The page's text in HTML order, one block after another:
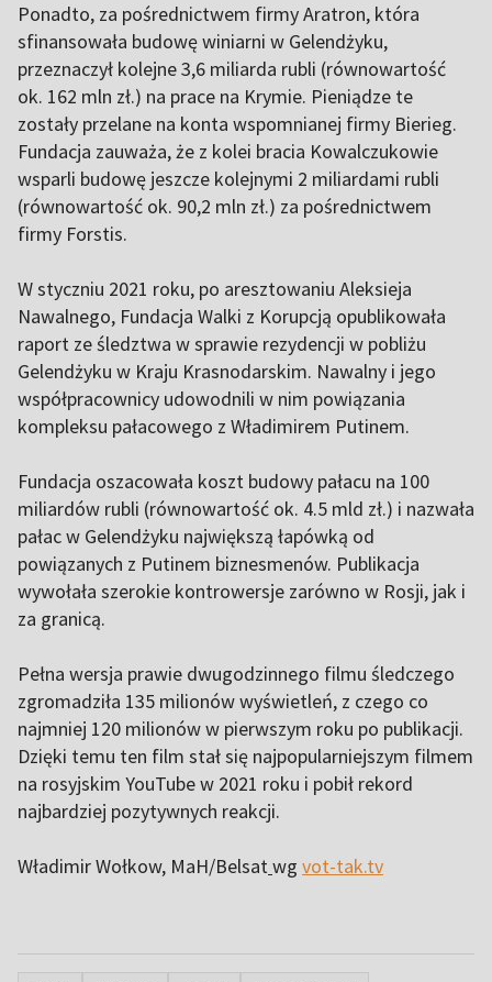
Ponadto, za pośrednictwem firmy Aratron, która
sfinansowała budowę winiarni w Gelendżyku,
przeznaczył kolejne 3,6 miliarda rubli (równowartość
ok. 162 mln zł.) na prace na Krymie. Pieniądze te
zostały przelane na konta wspomnianej firmy Bierieg.
Fundacja zauważa, że z kolei ​​bracia Kowalczukowie
wsparli budowę jeszcze kolejnymi 2 miliardami rubli
(równowartość ok. 90,2 mln zł.) za pośrednictwem
firmy Forstis.
W styczniu 2021 roku, po aresztowaniu Aleksieja
Nawalnego, Fundacja Walki z Korupcją opublikowała
raport ze śledztwa w sprawie rezydencji w pobliżu
Gelendżyku w Kraju Krasnodarskim. Nawalny i jego
współpracownicy udowodnili w nim powiązania
kompleksu pałacowego z Władimirem Putinem.
Fundacja oszacowała koszt budowy pałacu na 100
miliardów rubli (równowartość ok. 4.5 mld zł.) i nazwała
pałac w Gelendżyku największą łapówką od
powiązanych z Putinem biznesmenów. Publikacja
wywołała szerokie kontrowersje zarówno w Rosji, jak i
za granicą.
Pełna wersja prawie dwugodzinnego filmu śledczego
zgromadziła 135 milionów wyświetleń, z czego co
najmniej 120 milionów w pierwszym roku po publikacji.
Dzięki temu ten film stał się najpopularniejszym filmem
na rosyjskim YouTube w 2021 roku i pobił rekord
najbardziej pozytywnych reakcji.
Władimir Wołkow, MaH/Belsatwg vot-tak.tv